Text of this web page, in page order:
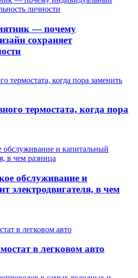
— почему
сохраняет
термостата, когда пора
обслуживание и
электродвигателя, в чем
в легковом авто